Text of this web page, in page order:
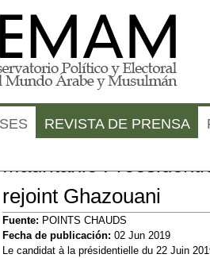
Mauritanie
rejoint Ghazouani
Fuente: POINTS CHAUDS
Fecha de publicación: 02 Jun 2019
Le candidat à la présidentielle du 22 Juin
REVISTA DE PRENSA